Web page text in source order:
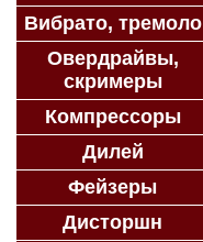
Вибрато, тремоло
Овердрайвы,
скримеры
Компрессоры
Дилей
Фейзеры
Дисторшн